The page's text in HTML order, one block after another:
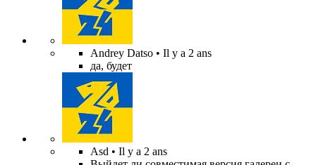
Andrey Datso • Il y a 2 ans
да, будет
Asd • Il y a 2 ans